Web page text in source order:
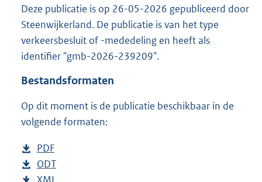
s
r
o
:
Deze publicatie is op 26-05-2026 gepubliceerd door
Steenwijkerland. De publicatie is van het type
verkeersbesluit of -mededeling en heeft als
identifier "gmb-2026-239209".
Bestandsformaten
Op dit moment is de publicatie beschikbaar in de
volgende formaten:
D
o
PDF
e
D
ODT